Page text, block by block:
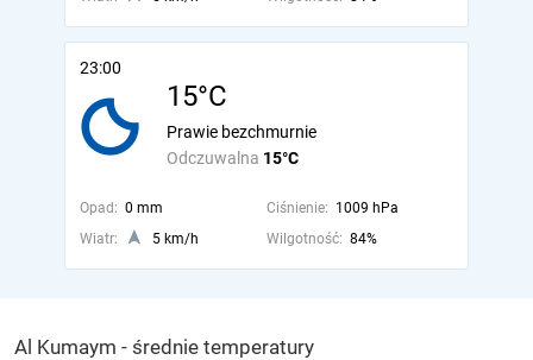
23:00
15°C
Odczuwalna 15°C
Prawie bezchmurnie
Opad: 0 mm Ciśnienie: 1009 hPa
Wiatr:
5 km/h Wilgotność: 84%
Al Kumaym - średnie temperatury